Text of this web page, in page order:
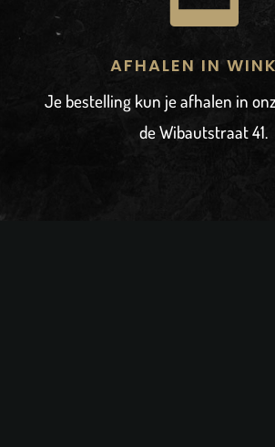
AFHALEN IN
Je bestelling kun je afhalen in
de Wibautstraat 41.